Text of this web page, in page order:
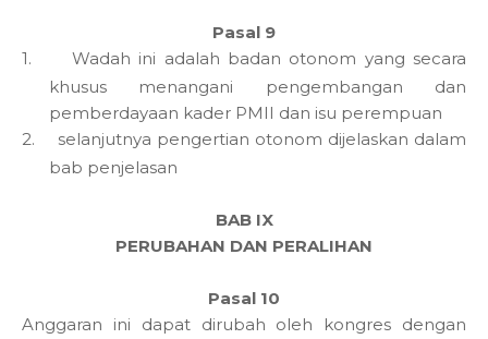
Pasal 9
1.
Wadah ini adalah badan otonom yang secara
khusus menangani pengembangan dan
pemberdayaan kader PMII dan isu perempuan
2.
selanjutnya pengertian otonom dijelaskan dalam
bab penjelasan
BAB IX
PERUBAHAN DAN PERALIHAN
Pasal 10
Anggaran ini dapat dirubah oleh kongres dengan